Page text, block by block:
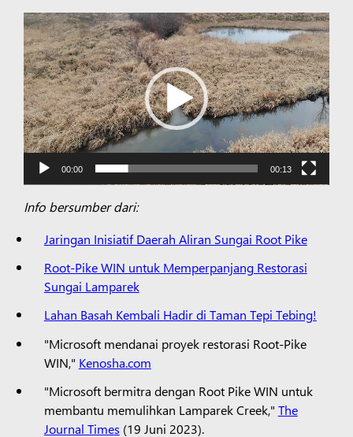
Video
Player
00:00 00:13
Info bersumber dari:
Jaringan Inisiatif Daerah Aliran Sungai Root Pike
Root-Pike WIN untuk Memperpanjang Restorasi
Sungai Lamparek
Lahan Basah Kembali Hadir di Taman Tepi Tebing!
"Microsoft mendanai proyek restorasi Root-Pike
WIN," Kenosha.com
"Microsoft bermitra dengan Root Pike WIN untuk
membantu memulihkan Lamparek Creek," The
Journal Times (19 Juni 2023).